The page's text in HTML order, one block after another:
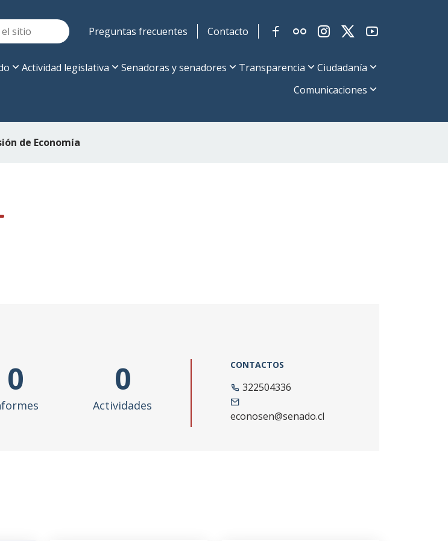
Preguntas frecuentes Contacto
Actividad legislativa Senadoras y senadores Transparencia
Ciudadanía
Comunicaciones
de Economía
0 0
Actividades
CONTACTOS
322504336
econosen@senado.cl